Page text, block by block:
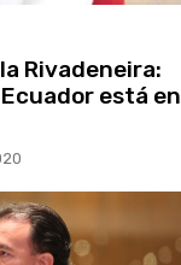
Rivadeneira:
está en